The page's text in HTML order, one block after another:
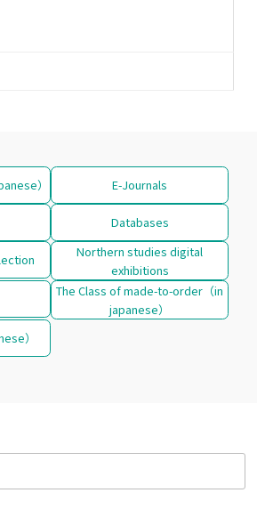
） E-Journals
Databases
Northern studies digital
exhibitions
The Class of made-to-order（in
japanese）
）